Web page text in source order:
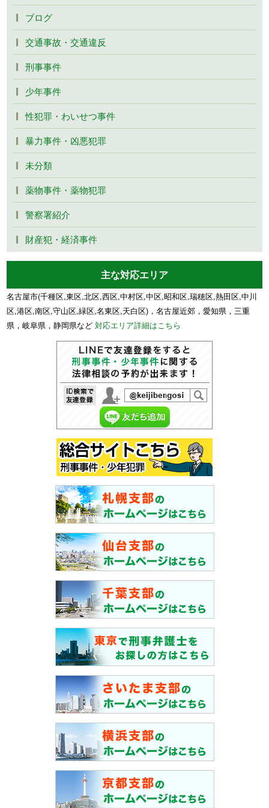
ブログ
交通事故・交通違反
刑事事件
少年事件
性犯罪・わいせつ事件
暴力事件・凶悪犯罪
未分類
薬物事件・薬物犯罪
警察署紹介
財産犯・経済事件
主な対応エリア
名古屋市(千種区,東区,北区,西区,中村区,中区,昭和区,瑞穂区,熱田区,中川
区,港区,南区,守山区,緑区,名東区,天白区)，名古屋近郊，愛知県，三重
県，岐阜県，静岡県など対応エリア詳細はこちら